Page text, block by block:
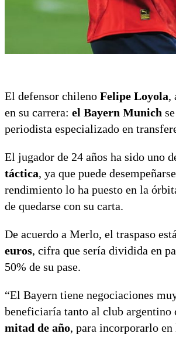
El defensor chileno Felipe Loyola,
en su carrera: el Bayern Munich
periodista especializado en
El jugador de 24 años ha sido uno
táctica, ya que puede
rendimiento lo ha puesto en la
de quedarse con su carta.
De acuerdo a Merlo, el traspaso está
euros, cifra que sería dividida en
50% de su pase.
“El Bayern tiene negociaciones
beneficiaría tanto al club argentino
mitad de año, para incorporarlo